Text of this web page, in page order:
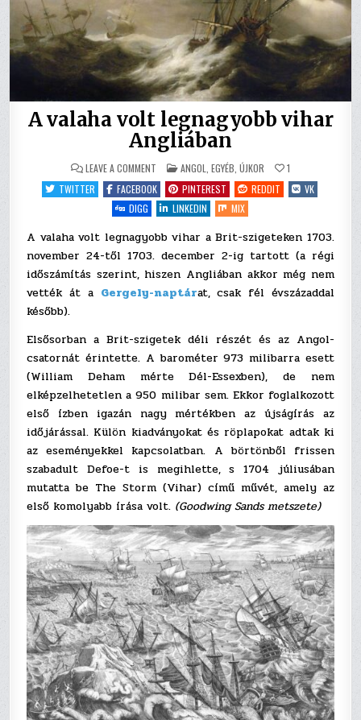
A valaha volt legnagyobb vihar
Angliában
LEAVE A COMMENT
VALAHA
VOLT
LEGNAGYOBB
VIHAR
POSTED
IN
ANGOL EGYÉB ÚJKOR
1
TWITTER
FACEBOOK PINTEREST REDDIT
VK
DIGG
LINKEDIN MIX
A valaha volt legnagyobb vihar a Brit-szigeteken 1703.
november 24-től 1703. december 2-ig tartott (a régi
időszámítás szerint, hiszen Angliában akkor még nem
vették át a Gergely-naptárat, csak fél évszázaddal
később).
Elsősorban a Brit-szigetek déli részét és az Angol-
csatornát érintette. A barométer 973 milibarra esett
(William Deham mérte Dél-Essexben), de nem
elképzelhetetlen a 950 milibar sem. Ekkor foglalkozott
első ízben igazán nagy mértékben az újságírás az
időjárással. Külön kiadványokat és röplapokat adtak ki
az eseményekkel kapcsolatban. A börtönből frissen
szabadult Defoe-t is megihlette, s 1704 júliusában
mutatta be The Storm (Vihar) című művét, amely az
első komolyabb írása volt. (Goodwing Sands metszete)